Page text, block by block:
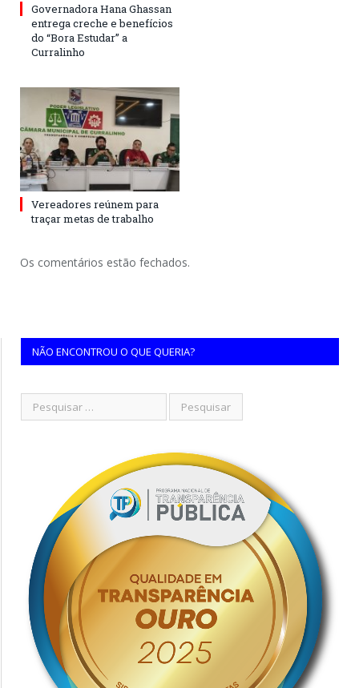
Governadora Hana Ghassan
entrega creche e benefícios
do “Bora Estudar” a
Curralinho
Vereadores reúnem para
traçar metas de trabalho
Os comentários estão fechados.
NÃO ENCONTROU O QUE QUERIA?